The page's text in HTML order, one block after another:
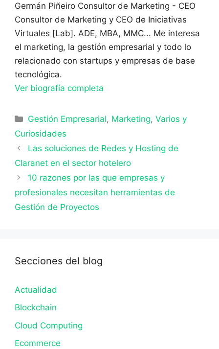
Germán Piñeiro Consultor de Marketing - CEO
Consultor de Marketing y CEO de Iniciativas
Virtuales [Lab]. ADE, MBA, MMC... Me interesa
el marketing, la gestión empresarial y todo lo
relacionado con startups y empresas de base
tecnológica.
Ver biografía completa
Categorías
Gestión Empresarial, Marketing,Varios y
Curiosidades
Las soluciones de Redes y Hosting de
Claranet en el sector hotelero
10 razones por las que empresas y
profesionales necesitan herramientas de
Gestión de Proyectos
Secciones del blog
Actualidad
Blockchain
Cloud Computing
Ecommerce